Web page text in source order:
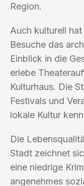
Region.
Auch kulturell
Besuche das
Einblick in die
erlebe
Kulturhaus. Die
Festivals und
lokale Kultur
Die
Stadt zeichnet
eine niedrige
angenehmes